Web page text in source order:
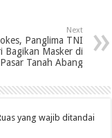
Next
Panglima TNI
Bagikan Masker di
Pasar Tanah Abang
yang wajib ditandai